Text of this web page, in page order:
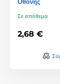
Σε απόθεμα
2,68 €